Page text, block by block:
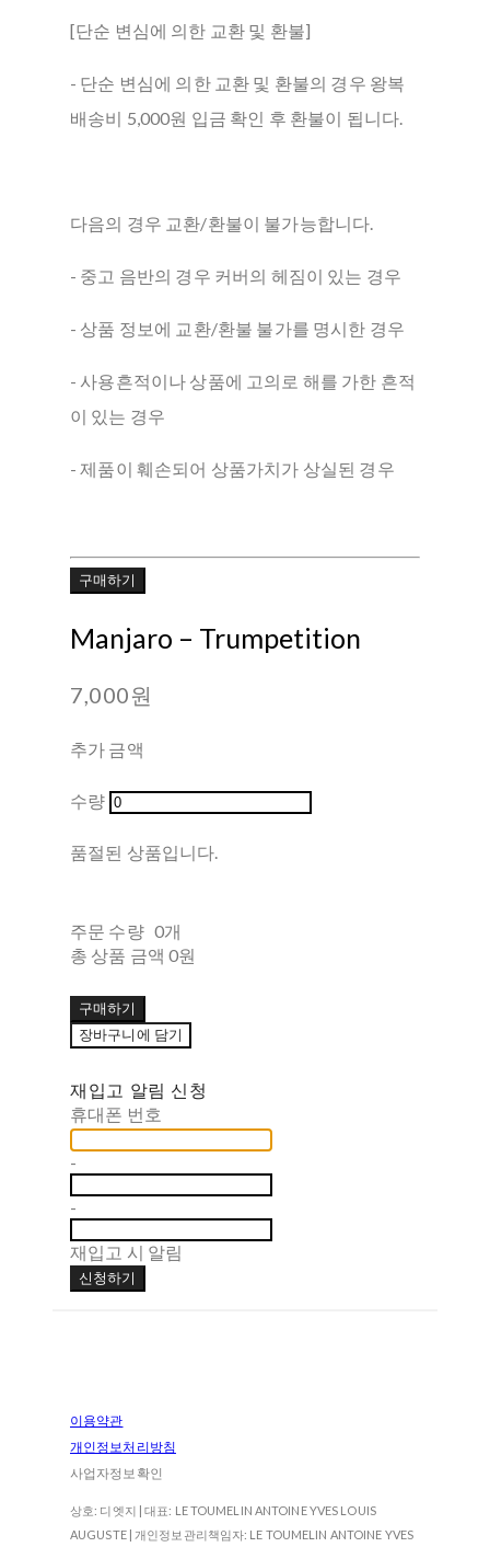
[단순 변심에 의한 교환 및 환불]
- 단순 변심에 의한 교환 및 환불의 경우 왕복
배송비 5,000원 입금 확인 후 환불이 됩니다.
다음의 경우 교환/환불이 불가능합니다.
- 중고 음반의 경우 커버의 헤짐이 있는 경우
- 상품 정보에 교환/환불 불가를 명시한 경우
- 사용흔적이나 상품에 고의로 해를 가한 흔적
이 있는 경우
- 제품이 훼손되어 상품가치가 상실된 경우
구매하기
Manjaro – Trumpetition
7,000원
추가 금액
수량
품절된 상품입니다.
주문 수량 0개
총 상품 금액 0원
구매하기
장바구니에 담기
재입고 알림 신청
휴대폰 번호
-
-
재입고 시 알림
신청하기
이용약관
개인정보처리방침
사업자정보확인
상호: 디엣지 | 대표: LE TOUMELIN ANTOINE YVES LOUIS
AUGUSTE | 개인정보관리책임자: LE TOUMELIN ANTOINE YVES